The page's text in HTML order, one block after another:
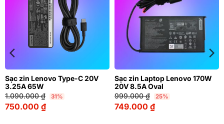
Sạc zin Lenovo Type-C 20V
3.25A 65W
1.090.000₫ 31%
750.000 ₫
Sạc zin Laptop Lenovo 170W
20V 8.5A Oval
999.000₫ 25%
749.000 ₫